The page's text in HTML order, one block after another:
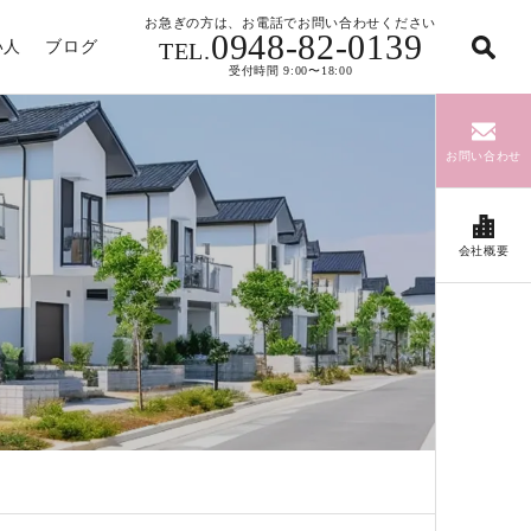
ブログ
お急ぎの方は、お電話でお問い合わせください
TEL.0948-82-0139
受付時間 9:00〜18:00
お問い合わせ
会社概要